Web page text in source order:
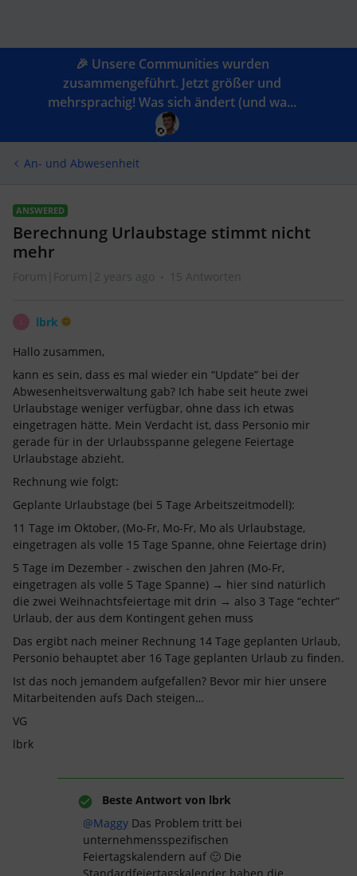
🎉 Unsere Communities wurden
zusammengeführt. Jetzt größer und
mehrsprachig! Was sich ändert (und wa...
An- und Abwesenheit
ANSWERED
Berechnung Urlaubstage stimmt nicht
mehr
Forum|Forum|2 years ago 15 Antworten
lbrk
Hallo zusammen,
kann es sein, dass es mal wieder ein “Update” bei der
Abwesenheitsverwaltung gab? Ich habe seit heute zwei
Urlaubstage weniger verfügbar, ohne dass ich etwas
eingetragen hätte. Mein Verdacht ist, dass Personio mir
gerade für in der Urlaubsspanne gelegene Feiertage
Urlaubstage abzieht.
Rechnung wie folgt:
Geplante Urlaubstage (bei 5 Tage Arbeitszeitmodell):
11 Tage im Oktober, (Mo-Fr, Mo-Fr, Mo als Urlaubstage,
eingetragen als volle 15 Tage Spanne, ohne Feiertage drin)
5 Tage im Dezember - zwischen den Jahren (Mo-Fr,
eingetragen als volle 5 Tage Spanne) → hier sind natürlich
die zwei Weihnachtsfeiertage mit drin → also 3 Tage “echter”
Urlaub, der aus dem Kontingent gehen muss
Das ergibt nach meiner Rechnung 14 Tage geplanten Urlaub,
Personio behauptet aber 16 Tage geplanten Urlaub zu finden.
Ist das noch jemandem aufgefallen? Bevor mir hier unsere
Mitarbeitenden aufs Dach steigen…
VG
lbrk
Beste Antwort von lbrk
@Maggy Das Problem tritt bei
unternehmensspezifischen
Feiertagskalendern auf 🙂 Die